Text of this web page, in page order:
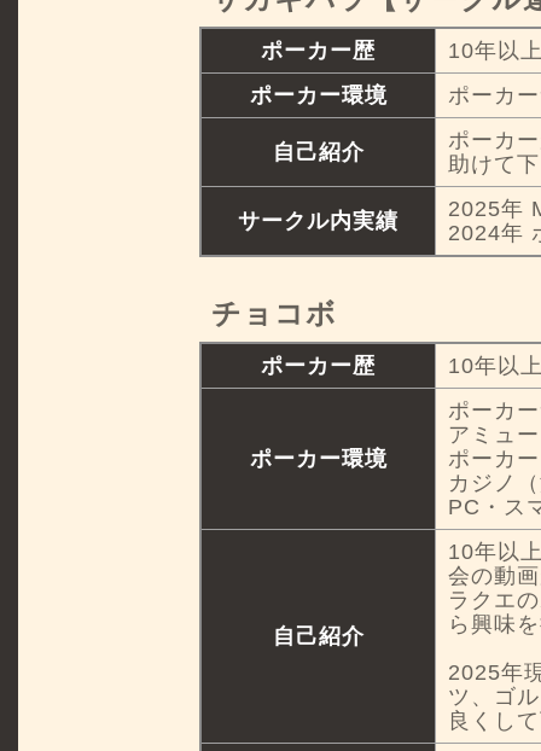
ポーカー歴
10年以
ポーカー環境
ポーカ
自己紹介
ポーカ
助けて
サークル内実績
2025年
2024年
チョコボ
ポーカー歴 10年以
ポーカー環境
ポーカ
アミュ
ポーカ
カジノ
PC・ス
自己紹介
10年以
会の動
ラクエ
ら興味
2025年
ツ、ゴ
良くし